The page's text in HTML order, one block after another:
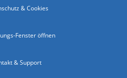
& Cookies
Fenster öffnen
& Support